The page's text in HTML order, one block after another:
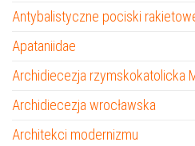
Antybalistyczne pociski
Apataniidae
Archidiecezja rzymskokatolicka
Archidiecezja wrocławska
Architekci modernizmu